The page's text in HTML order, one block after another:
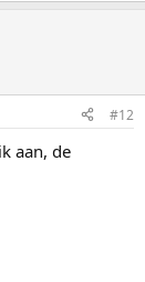
#12
aan, de